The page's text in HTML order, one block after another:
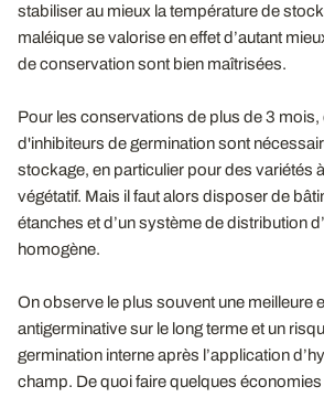
stabiliser au mieux la température de
maléique se valorise en effet d’autant
de conservation sont bien maîtrisées.
Pour les conservations de plus de 3
d'inhibiteurs de germination sont
stockage, en particulier pour des variétés
végétatif. Mais il faut alors disposer de
étanches et d’un système de distribution
homogène.
On observe le plus souvent une meilleure
antigerminative sur le long terme et un
germination interne après l’application
champ. De quoi faire quelques